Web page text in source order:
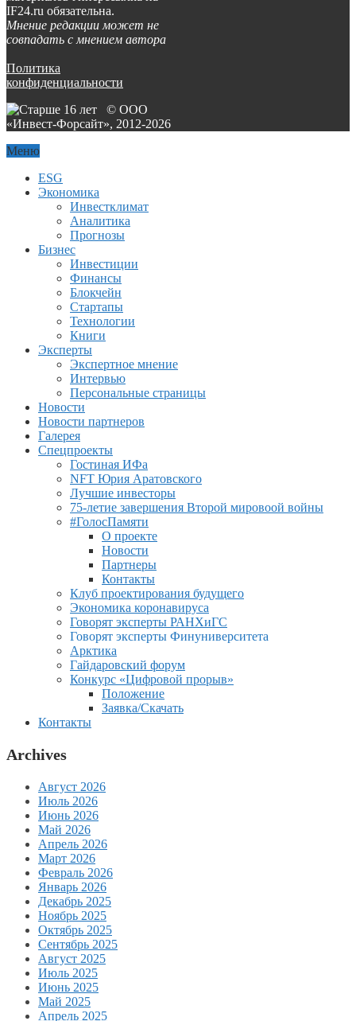
IF24.ru обязательна.
Мнение редакции может не
совпадать с мнением автора
Политика
конфиденциальности
© ООО
«Инвест-Форсайт», 2012-2026
Меню
ESG
Экономика
Инвестклимат
Аналитика
Прогнозы
Бизнес
Инвестиции
Финансы
Блокчейн
Стартапы
Технологии
Книги
Эксперты
Экспертное мнение
Интервью
Персональные страницы
Новости
Новости партнеров
Галерея
Спецпроекты
Гостиная ИФа
NFT Юрия Аратовского
Лучшие инвесторы
75-летие завершения Второй мировоой войны
#ГолосПамяти
О проекте
Новости
Партнеры
Контакты
Клуб проектирования будущего
Экономика коронавируса
Говорят эксперты РАНХиГС
Говорят эксперты Финуниверситета
Арктика
Гайдаровский форум
Конкурс «Цифровой прорыв»
Положение
Заявка/Скачать
Контакты
Archives
Август 2026
Июль 2026
Июнь 2026
Май 2026
Апрель 2026
Март 2026
Февраль 2026
Январь 2026
Декабрь 2025
Ноябрь 2025
Октябрь 2025
Сентябрь 2025
Август 2025
Июль 2025
Июнь 2025
Май 2025
Апрель 2025